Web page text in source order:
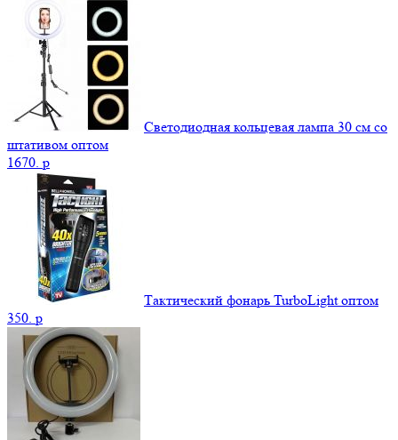
Светодиодная кольцевая лампа 30 см со
штативом оптом
1670. p
Тактический фонарь TurboLight оптом
350. p